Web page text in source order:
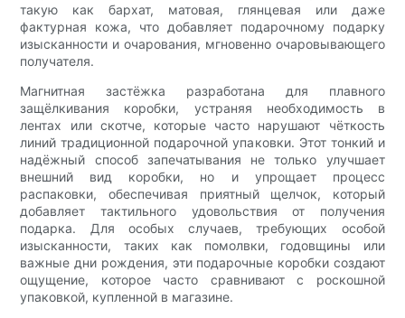
такую ​​как бархат, матовая, глянцевая или даже
фактурная кожа, что добавляет подарочному подарку
изысканности и очарования, мгновенно очаровывающего
получателя.
Магнитная застёжка разработана для плавного
защёлкивания коробки, устраняя необходимость в
лентах или скотче, которые часто нарушают чёткость
линий традиционной подарочной упаковки. Этот тонкий и
надёжный способ запечатывания не только улучшает
внешний вид коробки, но и упрощает процесс
распаковки, обеспечивая приятный щелчок, который
добавляет тактильного удовольствия от получения
подарка. Для особых случаев, требующих особой
изысканности, таких как помолвки, годовщины или
важные дни рождения, эти подарочные коробки создают
ощущение, которое часто сравнивают с роскошной
упаковкой, купленной в магазине.